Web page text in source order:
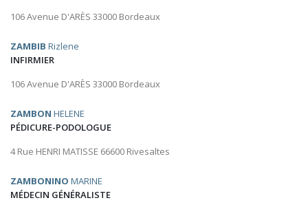
106 Avenue D'ARÈS 33000 Bordeaux
ZAMBIB Rizlene
INFIRMIER
106 Avenue D'ARÈS 33000 Bordeaux
ZAMBON HELENE
PÉDICURE-PODOLOGUE
4 Rue HENRI MATISSE 66600 Rivesaltes
ZAMBONINO MARINE
MÉDECIN GÉNÉRALISTE